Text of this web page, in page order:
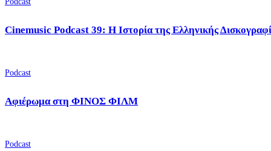
Cinemusic Podcast 39: Η Ιστορία της Ελληνικής
Podcast
Αφιέρωμα στη ΦΙΝΟΣ ΦΙΛΜ
Podcast